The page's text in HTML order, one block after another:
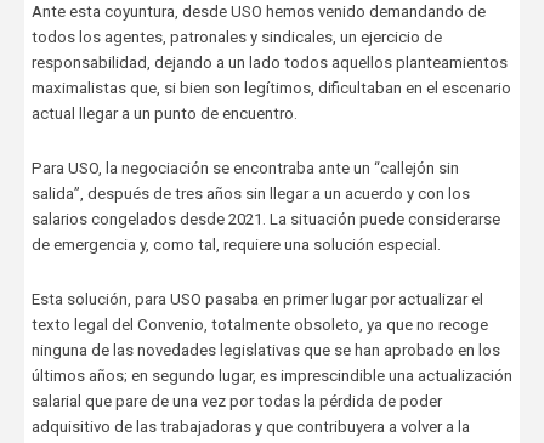
Ante esta coyuntura, desde USO hemos venido demandando de
todos los agentes, patronales y sindicales, un ejercicio de
responsabilidad, dejando a un lado todos aquellos planteamientos
maximalistas que, si bien son legítimos, dificultaban en el escenario
actual llegar a un punto de encuentro.
Para USO, la negociación se encontraba ante un “callejón sin
salida”, después de tres años sin llegar a un acuerdo y con los
salarios congelados desde 2021. La situación puede considerarse
de emergencia y, como tal, requiere una solución especial.
Esta solución, para USO pasaba en primer lugar por actualizar el
texto legal del Convenio, totalmente obsoleto, ya que no recoge
ninguna de las novedades legislativas que se han aprobado en los
últimos años; en segundo lugar, es imprescindible una actualización
salarial que pare de una vez por todas la pérdida de poder
adquisitivo de las trabajadoras y que contribuyera a volver a la